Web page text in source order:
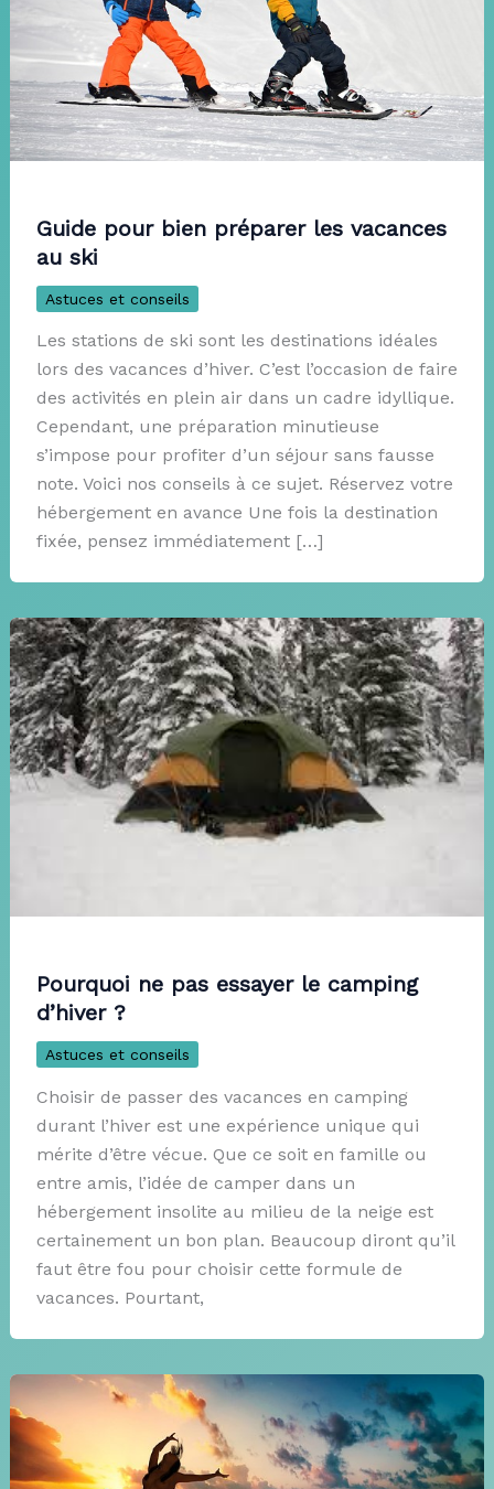
Guide pour bien préparer les vacances
au ski
Astuces et conseils
Les stations de ski sont les destinations idéales
lors des vacances d’hiver. C’est l’occasion de faire
des activités en plein air dans un cadre idyllique.
Cependant, une préparation minutieuse
s’impose pour profiter d’un séjour sans fausse
note. Voici nos conseils à ce sujet. Réservez votre
hébergement en avance Une fois la destination
fixée, pensez immédiatement […]
Pourquoi ne pas essayer le camping
d’hiver ?
Astuces et conseils
Choisir de passer des vacances en camping
durant l’hiver est une expérience unique qui
mérite d’être vécue. Que ce soit en famille ou
entre amis, l’idée de camper dans un
hébergement insolite au milieu de la neige est
certainement un bon plan. Beaucoup diront qu’il
faut être fou pour choisir cette formule de
vacances. Pourtant,